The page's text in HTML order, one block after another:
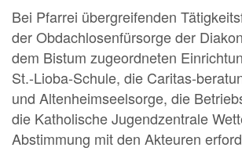
Bei Pfarrei übergreifenden
der Obdachlosenfürsorge der
dem Bistum zugeordneten
St.-Lioba-Schule, die Caritas-
und Altenheimseelsorge, die
die Katholische Jugendzentrale
Abstimmung mit den Akteuren